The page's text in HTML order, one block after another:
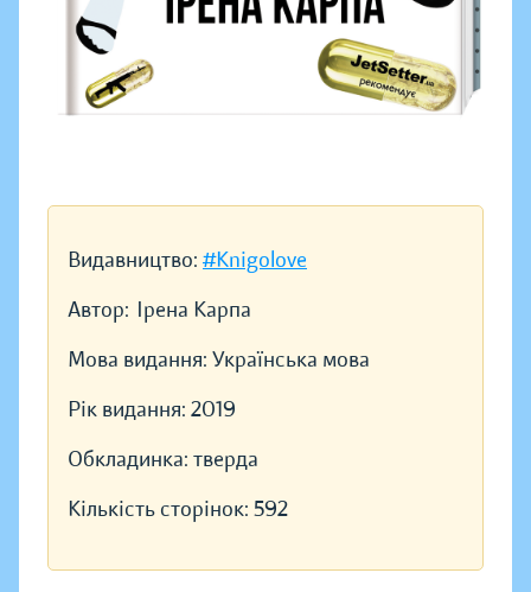
Видавництво: #Knigolove
Автор: Ірена Карпа
Мова видання: Українська мова
Рік видання: 2019
Обкладинка: тверда
Кількість сторінок: 592